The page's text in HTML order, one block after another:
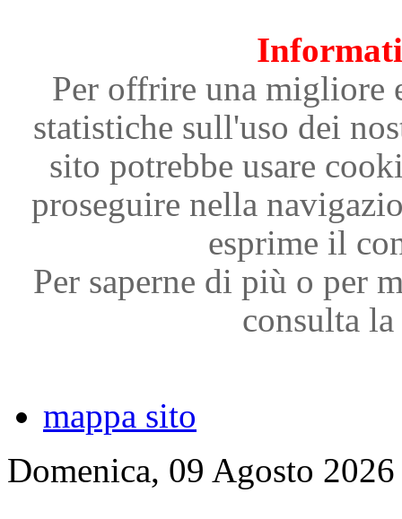
Per offrire una migliore
statistiche sull'uso dei
sito potrebbe usare
proseguire nella
esprime il
Per saperne di più o per
consulta
mappa sito
Domenica, 09 Agosto 2026